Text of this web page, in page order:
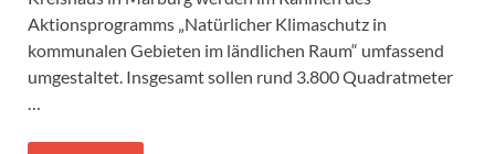
Aktionsprogramms „Natürlicher Klimaschutz in
kommunalen Gebieten im ländlichen Raum“ umfassend
umgestaltet. Insgesamt sollen rund 3.800 Quadratmeter